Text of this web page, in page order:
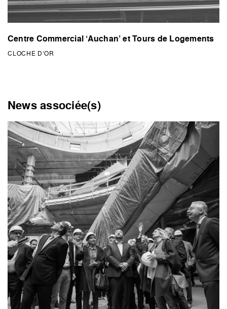
Centre Commercial ‘Auchan’ et Tours de Logements
CLOCHE D’OR
News associée(s)